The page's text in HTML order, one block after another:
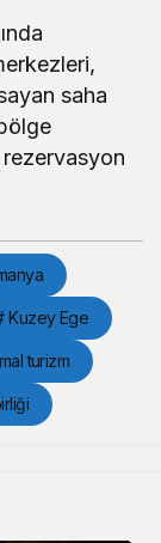
saha
rezervasyon
Kuzey Ege
turizm